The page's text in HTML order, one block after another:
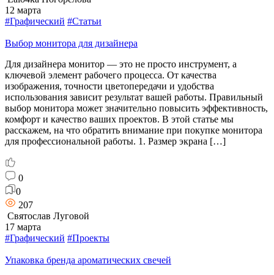
12 марта
#Графический #Статьи
Выбор монитора для дизайнера
Для дизайнера монитор — это не просто инструмент, а
ключевой элемент рабочего процесса. От качества
изображения, точности цветопередачи и удобства
использования зависит результат вашей работы. Правильный
выбор монитора может значительно повысить эффективность,
комфорт и качество ваших проектов. В этой статье мы
расскажем, на что обратить внимание при покупке монитора
для профессиональной работы. 1. Размер экрана […]
0
0
207
Святослав Луговой
17 марта
#Графический #Проекты
Упаковка бренда ароматических свечей